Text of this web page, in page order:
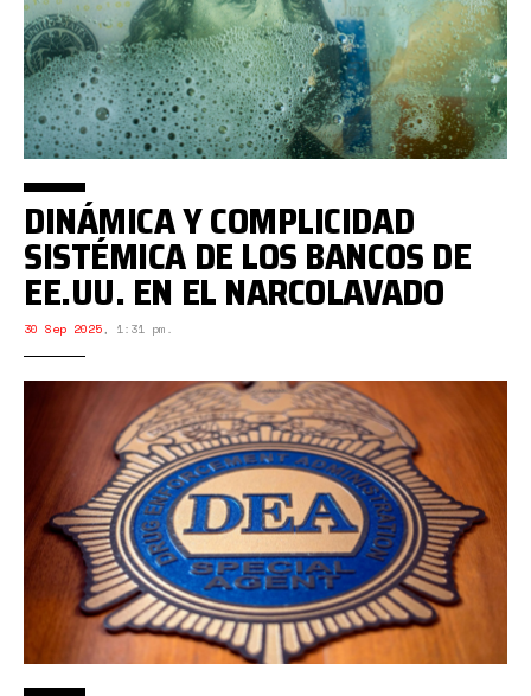
DINÁMICA Y COMPLICIDAD
SISTÉMICA DE LOS BANCOS DE
EE.UU. EN EL NARCOLAVADO
30 Sep 2025, 1:31 pm.